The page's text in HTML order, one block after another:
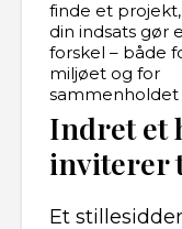
finde et
din indsats gør
forskel – både
miljøet og for
sammenholdet
Indret et
inviterer
Et